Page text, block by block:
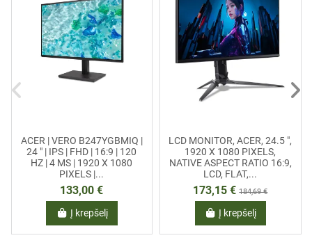
ACER | VERO B247YGBMIQ |
24 " | IPS | FHD | 16:9 | 120
HZ | 4 MS | 1920 X 1080
PIXELS |...
133,00 €
Į krepšelį
LCD MONITOR, ACER, 24.5 ",
1920 X 1080 PIXELS,
NATIVE ASPECT RATIO 16:9,
LCD, FLAT,...
173,15 €184,69 €
Į krepšelį